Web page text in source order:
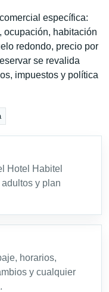
específica:
ocupación, habitación
redondo, precio por
se revalida
impuestos y política
Hotel Habitel
y plan
horarios,
y cualquier